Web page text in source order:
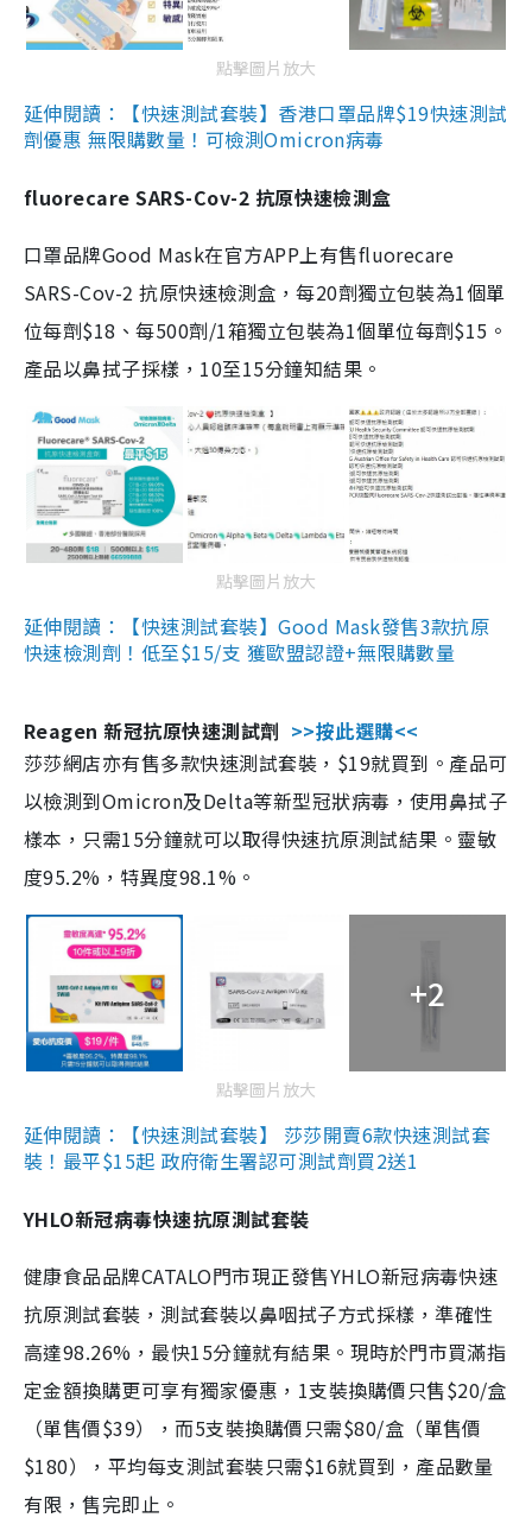
點擊圖片放大
延伸閱讀：【快速測試套裝】香港口罩品牌$19快速測試
劑優惠 無限購數量！可檢測Omicron病毒
fluorecare SARS-Cov-2 抗原快速檢測盒
口罩品牌Good Mask在官方APP上有售fluorecare
SARS-Cov-2 抗原快速檢測盒，每20劑獨立包裝為1個單
位每劑$18、每500劑/1箱獨立包裝為1個單位每劑$15。
產品以鼻拭子採樣，10至15分鐘知結果。
點擊圖片放大
延伸閱讀：【快速測試套裝】Good Mask發售3款抗原
快速檢測劑！低至$15/支 獲歐盟認證+無限購數量
Reagen 新冠抗原快速測試劑 >>按此選購<<
莎莎網店亦有售多款快速測試套裝，$19就買到。產品可
以檢測到Omicron及Delta等新型冠狀病毒，使用鼻拭子
樣本，只需15分鐘就可以取得快速抗原測試結果。靈敏
度95.2%，特異度98.1%。
+2
點擊圖片放大
延伸閱讀：【快速測試套裝】 莎莎開賣6款快速測試套
裝！最平$15起 政府衛生署認可測試劑買2送1
YHLO新冠病毒快速抗原測試套裝
健康食品品牌CATALO門市現正發售YHLO新冠病毒快速
抗原測試套裝，測試套裝以鼻咽拭子方式採樣，準確性
高達98.26%，最快15分鐘就有結果。現時於門市買滿指
定金額換購更可享有獨家優惠，1支裝換購價只售$20/盒
（單售價$39），而5支裝換購價只需$80/盒（單售價
$180），平均每支測試套裝只需$16就買到，產品數量
有限，售完即止。